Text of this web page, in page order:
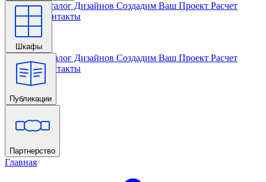
Главная Каталог Дизайнов Создадим Ваш Проект Расчет
Проекта
Контакты
Шкафы
Главная Каталог Дизайнов Создадим Ваш Проект Расчет
Проекта Контакты
Публикации
Главная
Партнерство
Главная